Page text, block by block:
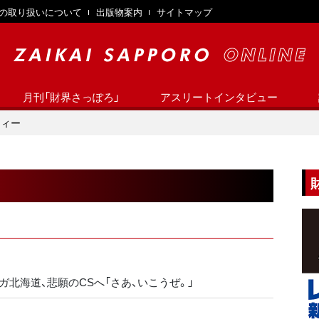
取り扱いについて 出版物案内 サイトマップ
月刊「財界さっぽろ」 アスリートインタビュー
ー
海道、悲願のCSへ「さあ、いこうぜ。」